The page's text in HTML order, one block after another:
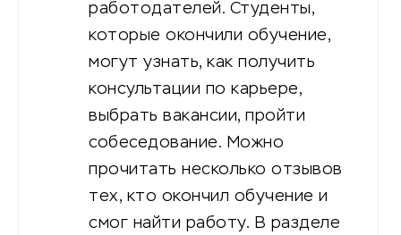
работодателей. Студенты,
которые окончили обучение,
могут узнать, как получить
консультации по карьере,
выбрать вакансии, пройти
собеседование. Можно
прочитать несколько отзывов
тех, кто окончил обучение и
смог найти работу. В разделе